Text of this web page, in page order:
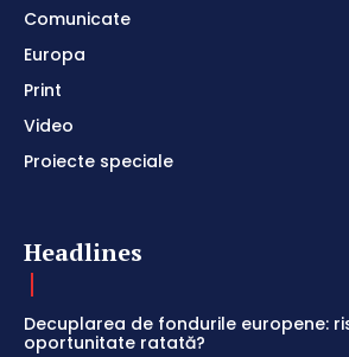
Comunicate
Europa
Print
Video
Proiecte speciale
Headlines
Decuplarea de fondurile europene:
oportunitate ratată?